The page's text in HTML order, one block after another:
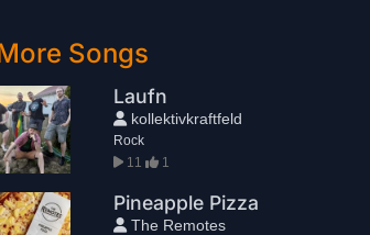
Songs
Laufn
kollektivkraftfeld
Rock
11
1
Pineapple Pizza
The Remotes